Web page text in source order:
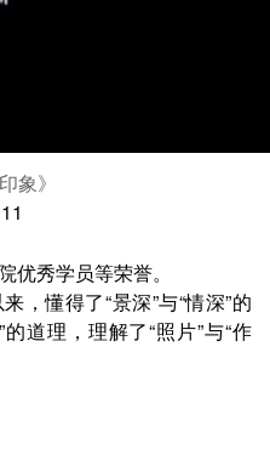
象》
11
优秀学员等荣誉。
，懂得了“景深”与“情深”的
道理，理解了“照片”与“作